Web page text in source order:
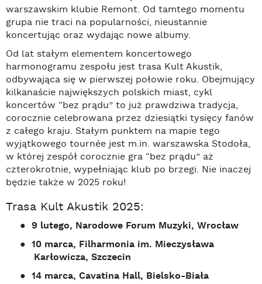
warszawskim klubie Remont. Od tamtego momentu
grupa nie traci na popularności, nieustannie
koncertując oraz wydając nowe albumy.
Od lat stałym elementem koncertowego
harmonogramu zespołu jest trasa Kult Akustik,
odbywająca się w pierwszej połowie roku. Obejmujący
kilkanaście największych polskich miast, cykl
koncertów “bez prądu” to już prawdziwa tradycja,
corocznie celebrowana przez dziesiątki tysięcy fanów
z całego kraju. Stałym punktem na mapie tego
wyjątkowego tournée jest m.in. warszawska Stodoła,
w której zespół corocznie gra “bez prądu” aż
czterokrotnie, wypełniając klub po brzegi. Nie inaczej
będzie także w 2025 roku!
Trasa Kult Akustik 2025:
● 9 lutego, Narodowe Forum Muzyki, Wrocław
● 10 marca, Filharmonia im. Mieczysława
Karłowicza, Szczecin
● 14 marca, Cavatina Hall, Bielsko-Biała